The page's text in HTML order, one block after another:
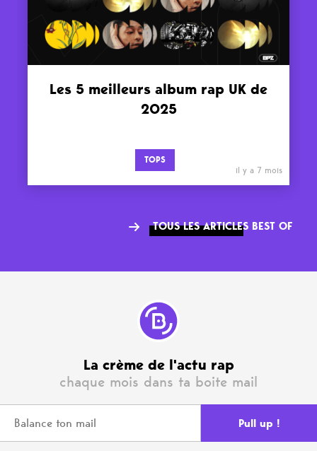
Les 5 meilleurs album rap UK de
2025
TOPS
il y a 7 mois
TOUS LES ARTICLES BEST OF
La crème de l'actu rap
chaque mois dans ta boite mail